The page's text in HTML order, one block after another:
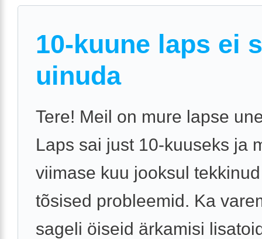
10-kuune laps ei
uinuda
Tere! Meil on mure lapse
Laps sai just 10-kuuseks ja
viimase kuu jooksul
tõsised probleemid. Ka
sageli öiseid ärkamisi